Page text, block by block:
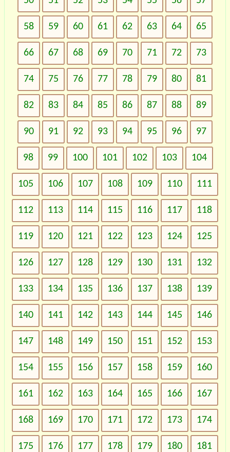
58 59 60 61 62 63 64 65
66 67 68 69 70 71 72 73
74 75 76 77 78 79 80 81
82 83 84 85 86 87 88 89
90 91 92 93 94 95 96 97
98 99 100 101 102 103 104
105 106 107 108 109 110 111
112 113 114 115 116 117 118
119 120 121 122 123 124 125
126 127 128 129 130 131 132
133 134 135 136 137 138 139
140 141 142 143 144 145 146
147 148 149 150 151 152 153
154 155 156 157 158 159 160
161 162 163 164 165 166 167
168 169 170 171 172 173 174
175 176 177 178 179 180 181